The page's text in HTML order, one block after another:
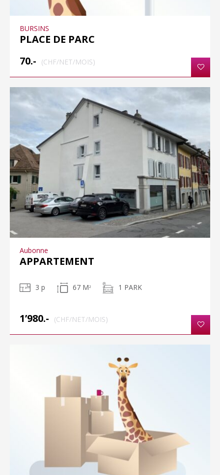
BURSINS
PLACE DE PARC
70.-
(CHF/NET/MOIS)
Aubonne
APPARTEMENT
3 p 67 M 2 1 PARK
1’980.- (CHF/NET/MOIS)